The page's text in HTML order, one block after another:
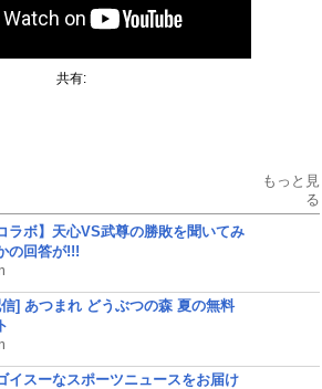
共有:
もっと見
る
ラボ】天心VS武尊の勝敗を聞いてみ
の回答が!!!
] あつまれ どうぶつの森 夏の無料
イスーなスポーツニュースをお届け